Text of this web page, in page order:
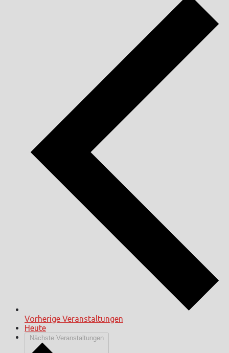
Vorherige Veranstaltungen
Heute
Nächste Veranstaltungen